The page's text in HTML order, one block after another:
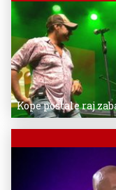
Kope postale raj